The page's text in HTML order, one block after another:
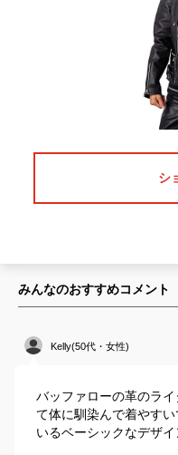
シ
みんなのおすすめコメント
Kelly(50代・女性)
バッファローの革のラ
て体に馴染んで着やす
いるベーシックなデザイ